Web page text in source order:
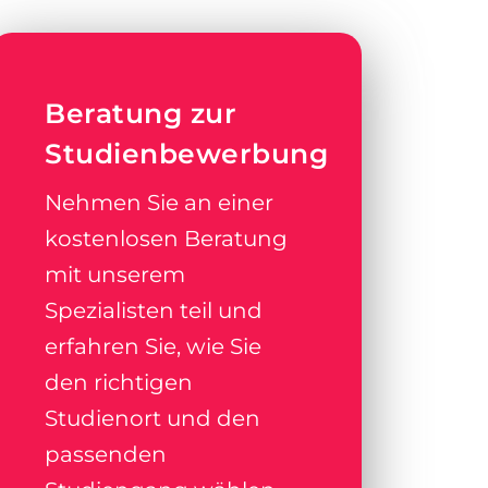
Beratung zur
Studienbewerbung
Nehmen Sie an einer
kostenlosen Beratung
mit unserem
Spezialisten teil und
erfahren Sie, wie Sie
den richtigen
Studienort und den
passenden